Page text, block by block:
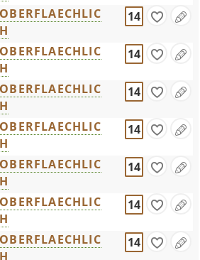
OBERFLAECHLIC
H
14
OBERFLAECHLIC
H
14
OBERFLAECHLIC
H
14
OBERFLAECHLIC
H
14
OBERFLAECHLIC
H
14
OBERFLAECHLIC
H
14
OBERFLAECHLIC
H
14